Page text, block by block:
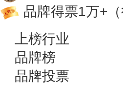
品牌得票1万+
上榜行业
品牌榜
品牌投票